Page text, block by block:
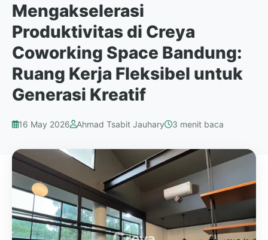
Mengakselerasi
Produktivitas di Creya
Coworking Space Bandung:
Ruang Kerja Fleksibel untuk
Generasi Kreatif
16 May 2026 Ahmad Tsabit Jauhary 3 menit baca